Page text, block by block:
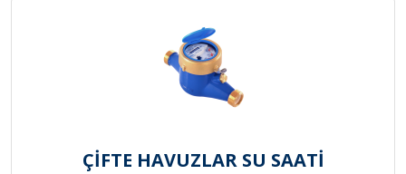
ÇİFTE HAVUZLAR SU SAATİ